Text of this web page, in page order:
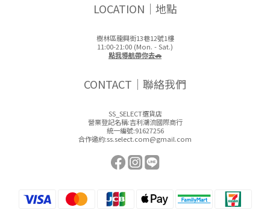
LOCATION｜地點
樹林區龍興街13巷12號1樓
11:00-21:00 (Mon. - Sat.)
點我導航帶你去🚗
CONTACT｜聯絡我們
SS_SELECT選貨店
營業登記名稱:吉利潮流國際商行
統一編號:91627256
合作邀約:ss.select.com@gmail.com